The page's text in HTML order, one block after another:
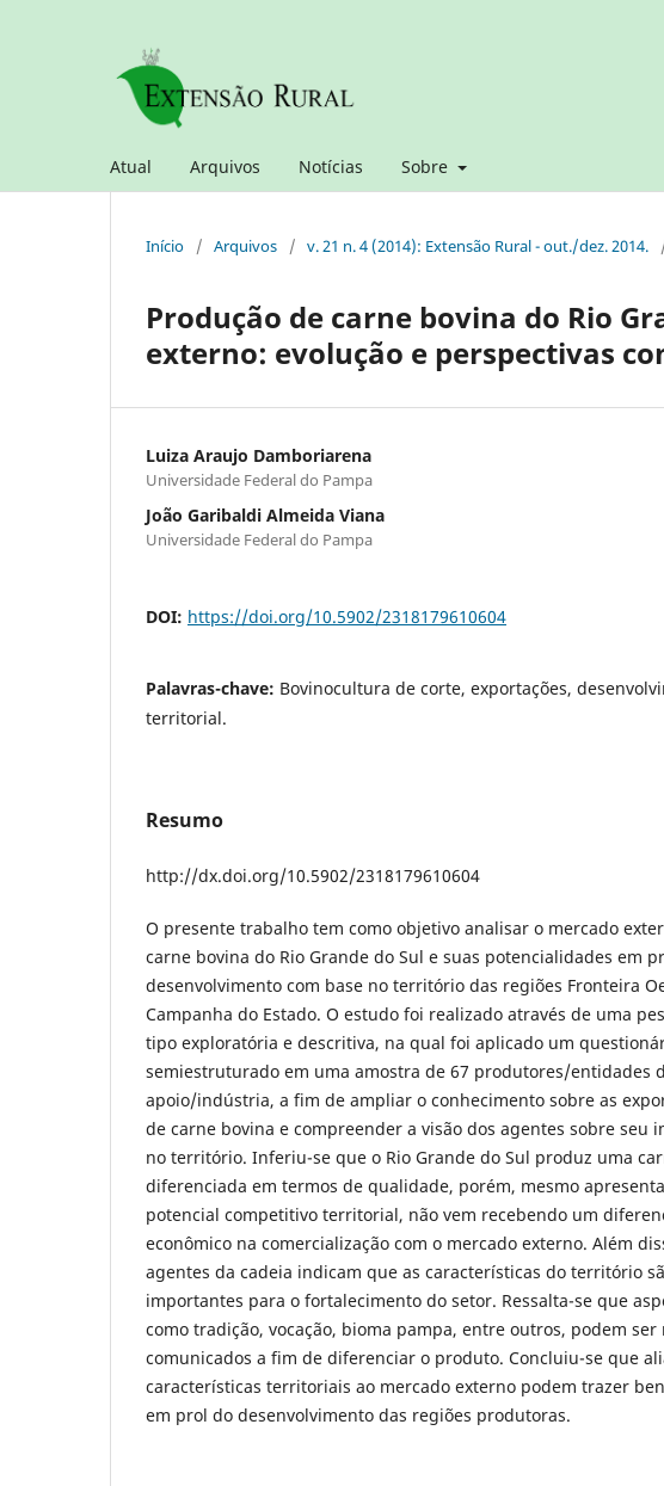
Atual Arquivos Notícias Sobre
Início / Arquivos / v. 21 n. 4 (2014): Extensão Rural - out./dez. 2014.
Produção de carne bovina do Rio
externo: evolução e perspectivas
Luiza Araujo Damboriarena
Universidade Federal do Pampa
João Garibaldi Almeida Viana
Universidade Federal do Pampa
DOI: https://doi.org/10.5902/2318179610604
Palavras-chave: Bovinocultura de corte, exportações,
territorial.
Resumo
http://dx.doi.org/10.5902/2318179610604
O presente trabalho tem como objetivo analisar o mercado
carne bovina do Rio Grande do Sul e suas potencialidades em
desenvolvimento com base no território das regiões Fronteira
Campanha do Estado. O estudo foi realizado através de uma
tipo exploratória e descritiva, na qual foi aplicado um
semiestruturado em uma amostra de 67 produtores/entidades
apoio/indústria, a fim de ampliar o conhecimento sobre as
de carne bovina e compreender a visão dos agentes sobre seu
no território. Inferiu-se que o Rio Grande do Sul produz uma
diferenciada em termos de qualidade, porém, mesmo
potencial competitivo territorial, não vem recebendo um
econômico na comercialização com o mercado externo. Além
agentes da cadeia indicam que as características do território
importantes para o fortalecimento do setor. Ressalta-se que
como tradição, vocação, bioma pampa, entre outros, podem ser
comunicados a fim de diferenciar o produto. Concluiu-se que
características territoriais ao mercado externo podem trazer
em prol do desenvolvimento das regiões produtoras.